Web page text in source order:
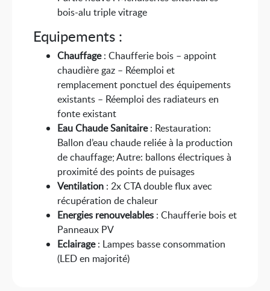
bois-alu triple vitrage
Equipements :
Chauffage: Chaufferie bois – appoint
chaudière gaz – Réemploi et
remplacement ponctuel des équipements
existants – Réemploi des radiateurs en
fonte existant
Eau Chaude Sanitaire: Restauration:
Ballon d’eau chaude reliée à la production
de chauffage; Autre: ballons électriques à
proximité des points de puisages
Ventilation : 2x CTA double flux avec
récupération de chaleur
Energies renouvelables : Chaufferie bois et
Panneaux PV
Eclairage: Lampes basse consommation
(LED en majorité)